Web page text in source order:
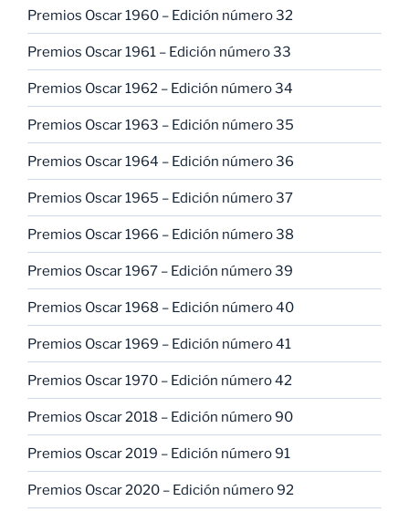
Premios Oscar 1960 – Edición número 32
Premios Oscar 1961 – Edición número 33
Premios Oscar 1962 – Edición número 34
Premios Oscar 1963 – Edición número 35
Premios Oscar 1964 – Edición número 36
Premios Oscar 1965 – Edición número 37
Premios Oscar 1966 – Edición número 38
Premios Oscar 1967 – Edición número 39
Premios Oscar 1968 – Edición número 40
Premios Oscar 1969 – Edición número 41
Premios Oscar 1970 – Edición número 42
Premios Oscar 2018 – Edición número 90
Premios Oscar 2019 – Edición número 91
Premios Oscar 2020 – Edición número 92